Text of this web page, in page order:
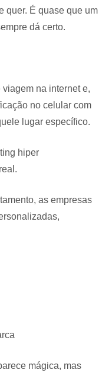
quer. É quase que um
dá certo.
na internet e,
no celular com
lugar específico.
hiper
as empresas
mágica, mas